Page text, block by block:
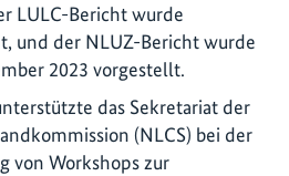
LULC-Bericht wurde
und der NLUZ-Bericht wurde
2023 vorgestellt.
das Sekretariat der
(NLCS) bei der
von Workshops zur